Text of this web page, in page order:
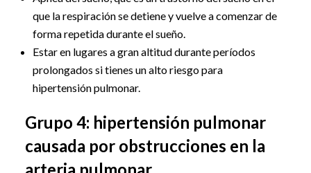
que la respiración se detiene y vuelve a comenzar de
forma repetida durante el sueño.
Estar en lugares a gran altitud durante períodos
prolongados si tienes un alto riesgo para
hipertensión pulmonar.
Grupo 4: hipertensión pulmonar
causada por obstrucciones en la